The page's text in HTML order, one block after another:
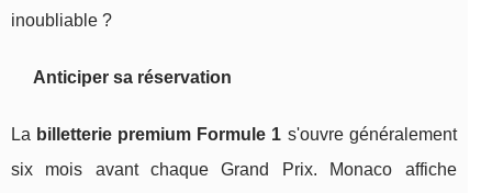
inoubliable ?
Anticiper sa réservation
La billetterie premium Formule 1 s'ouvre généralement
six mois avant chaque Grand Prix. Monaco affiche